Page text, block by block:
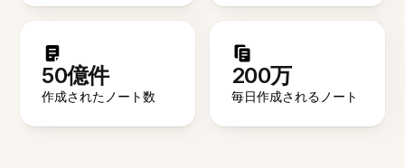
50億件
作成されたノート数
200万
毎日作成されるノート